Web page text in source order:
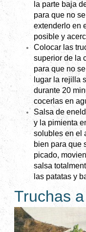
la parte baja
para que no
extenderlo en
posible y
Colocar las
superior de la
para que no
lugar la rejilla
durante 20
cocerlas en
Salsa de
y la pimienta
solubles en el
bien para que
picado,
salsa
las patatas y
Truchas